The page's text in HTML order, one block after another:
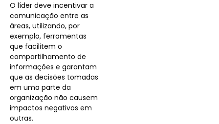
O líder deve incentivar a
comunicação entre as
áreas, utilizando, por
exemplo, ferramentas
que facilitem o
compartilhamento de
informações e garantam
que as decisões tomadas
em uma parte da
organização não causem
impactos negativos em
outras.